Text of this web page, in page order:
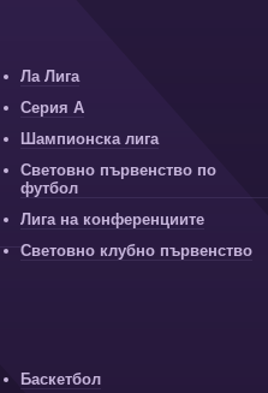
Ла Лига
Серия А
Шампионска лига
Световно първенство по
футбол
Лига на конференциите
Световно клубно първенство
Баскетбол